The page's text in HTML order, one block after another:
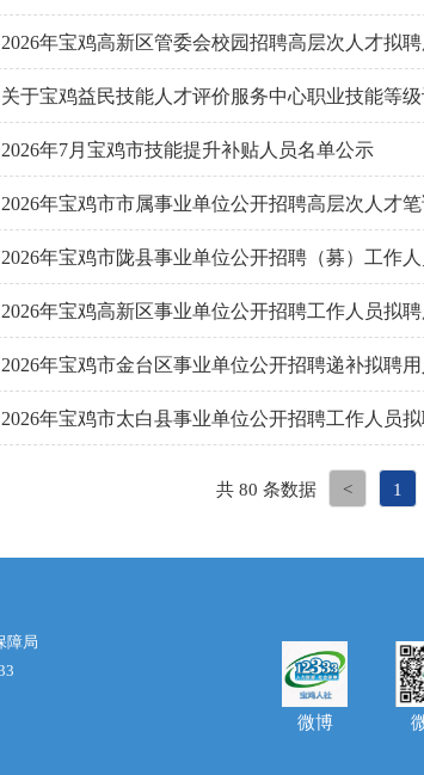
2026年宝鸡高新区管委会校园招聘高层次人才拟
关于宝鸡益民技能人才评价服务中心职业技能等
2026年7月宝鸡市技能提升补贴人员名单公示
2026年宝鸡市市属事业单位公开招聘高层次人才
2026年宝鸡市陇县事业单位公开招聘（募）工作
2026年宝鸡高新区事业单位公开招聘工作人员拟
2026年宝鸡市金台区事业单位公开招聘递补拟聘
2026年宝鸡市太白县事业单位公开招聘工作人员
共 80 条数据 < 1
障局
微博